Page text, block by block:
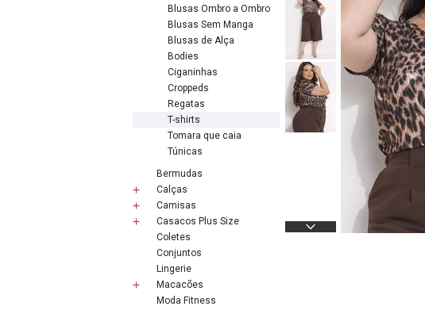
Blusas Ombro a Ombro
Blusas Sem Manga
Blusas de Alça
Bodies
Ciganinhas
Croppeds
Regatas
T-shirts
Tomara que caia
Túnicas
Bermudas
Calças
Camisas
Casacos Plus Size
Coletes
Conjuntos
Lingerie
Macacões
Moda Fitness